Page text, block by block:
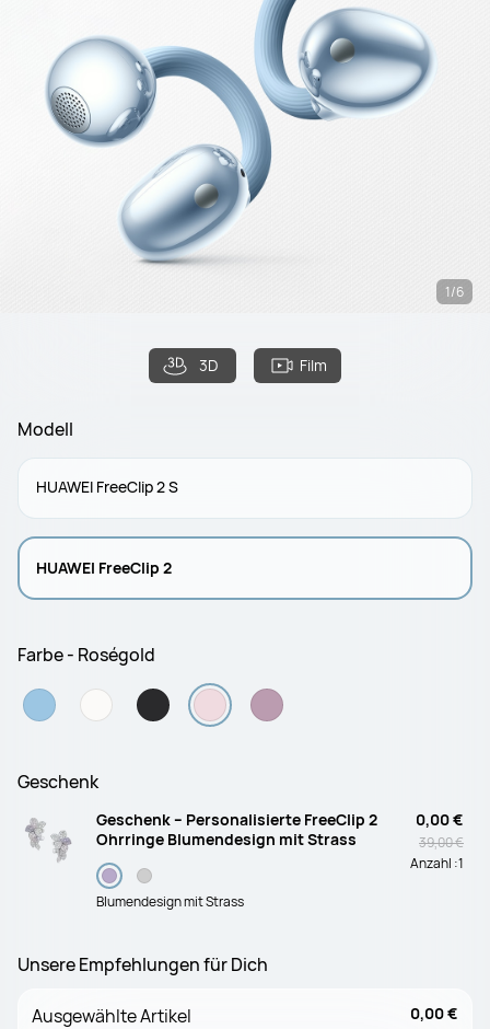
3D Film
1/6
Modell
HUAWEI FreeClip 2 S
HUAWEI FreeClip 2
Farbe - Roségold
Geschenk
Geschenk – Personalisierte FreeClip 2
Ohrringe Blumendesign mit Strass
Blumendesign mit Strass
0,00 €
39,00 €
Anzahl :1
Unsere Empfehlungen für Dich
Ausgewählte Artikel 0,00 €